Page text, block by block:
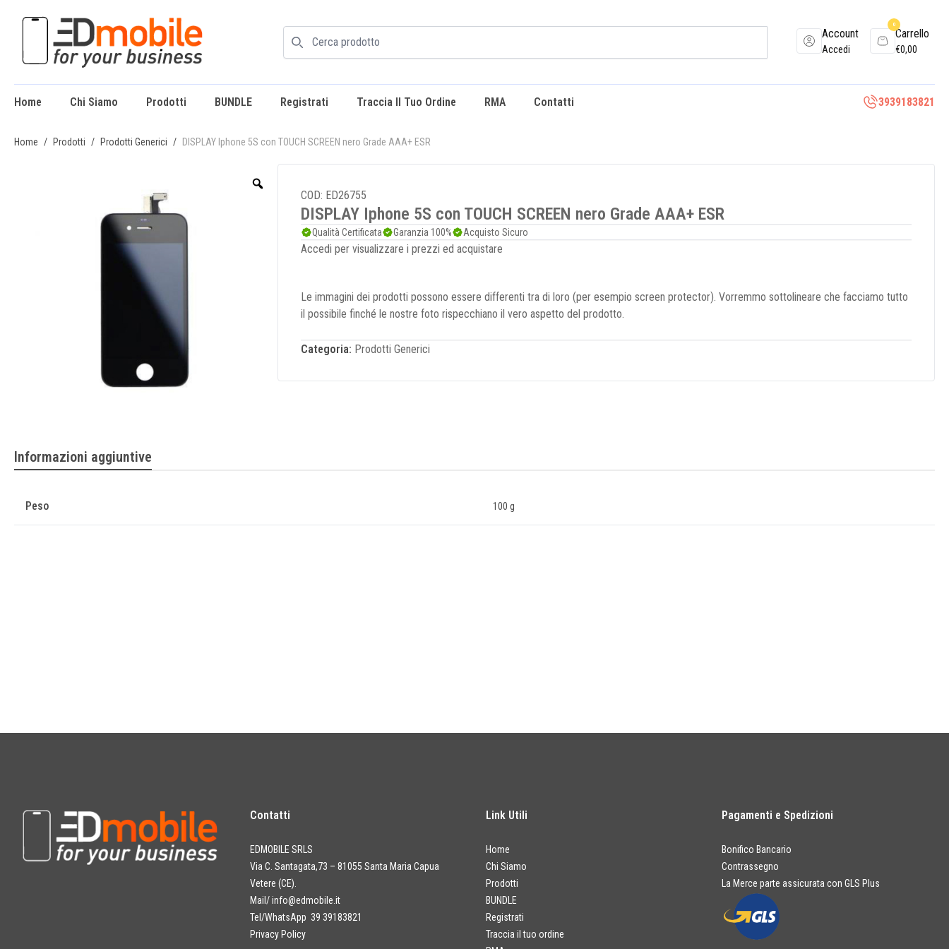
Account
Accedi
Carrello
€0,00
0
Home Chi Siamo Prodotti BUNDLE Registrati Traccia Il Tuo Ordine RMA Contatti
3939183821
Home / Prodotti / Prodotti Generici / DISPLAY Iphone 5S con TOUCH SCREEN nero Grade AAA+ ESR
COD: ED26755
DISPLAY Iphone 5S con TOUCH SCREEN nero Grade AAA+ ESR
Qualità Certificata Garanzia 100% Acquisto Sicuro
Accedi per visualizzare i prezzi ed acquistare
Le immagini dei prodotti possono essere differenti tra di loro (per esempio screen protector). Vorremmo sottolineare che facciamo tutto
il possibile finché le nostre foto rispecchiano il vero aspetto del prodotto.
Categoria: Prodotti Generici
Informazioni aggiuntive
Peso 100 g
Contatti
EDMOBILE SRLS
Via C. Santagata,73 – 81055 Santa Maria Capua
Vetere (CE).
Mail/info@edmobile.it
Tel/WhatsApp 39 39183821
Privacy Policy
Link Utili
Home
Chi Siamo
Prodotti
BUNDLE
Registrati
Traccia il tuo ordine
Pagamenti e Spedizioni
Bonifico Bancario
Contrassegno
La Merce parte assicurata con GLS Plus